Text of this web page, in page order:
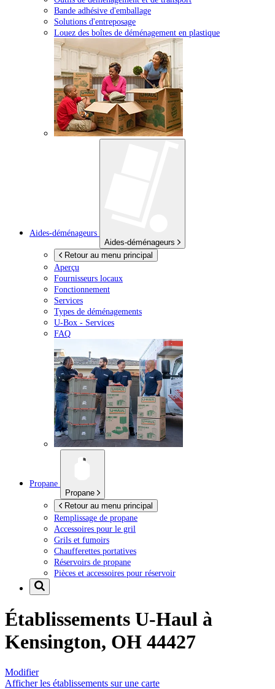
Bande adhésive d'emballage
Solutions d'entreposage
Louez des boîtes de déménagement en plastique
Aides-déménageurs
Aides-déménageurs
Retour au menu principal
Aperçu
Fournisseurs locaux
Fonctionnement
Services
Types de déménagements
U-Box - Services
FAQ
Propane
Propane
Retour au menu principal
Remplissage de propane
Accessoires pour le gril
Grils et fumoirs
Chaufferettes portatives
Réservoirs de propane
Pièces et accessoires pour réservoir
Établissements U-Haul à
Kensington, OH 44427
Modifier
Afficher les établissements sur une carte